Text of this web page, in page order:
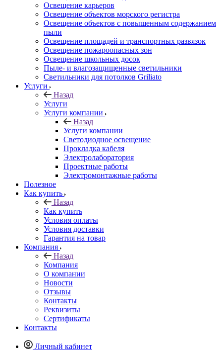
Освещение карьеров
Освещение объектов морского регистра
Освещение объектов с повышенным содержанием
пыли
Освещение площадей и транспортных развязок
Освещение пожароопасных зон
Освещение школьных досок
Пыле- и влагозащищенные светильники
Светильники для потолков Griliato
Услуги
Назад
Услуги
Услуги компании
Назад
Услуги компании
Светодиодное освещение
Прокладка кабеля
Электролаборатория
Проектные работы
Электромонтажные работы
Полезное
Как купить
Назад
Как купить
Условия оплаты
Условия доставки
Гарантия на товар
Компания
Назад
Компания
О компании
Новости
Отзывы
Контакты
Реквизиты
Сертификаты
Контакты
Личный кабинет